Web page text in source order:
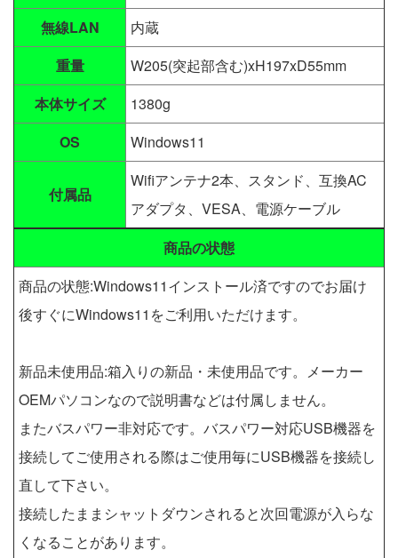
無線LAN
内蔵
重量
W205(突起部含む)xH197xD55mm
本体サイズ
1380g
OS
Windows11
付属品
Wifiアンテナ2本、スタンド、互換AC
アダプタ、VESA、電源ケーブル
商品の状態
商品の状態:Windows11インストール済ですのでお届け
後すぐにWindows11をご利用いただけます。
新品未使用品:箱入りの新品・未使用品です。メーカー
OEMパソコンなので説明書などは付属しません。
またバスパワー非対応です。バスパワー対応USB機器を
接続してご使用される際はご使用毎にUSB機器を接続し
直して下さい。
接続したままシャットダウンされると次回電源が入らな
くなることがあります。